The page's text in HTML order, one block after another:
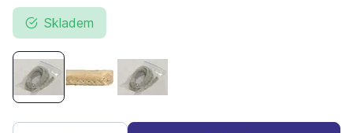
Skladem
Ucpávková šňůra lojová 6x6 S/566 2kg-cca 36m
Ucpávková šňůra lojová 8x8 S/567 2,5kg-cca
Ucpávková šňůra lojová 10x10 S/568